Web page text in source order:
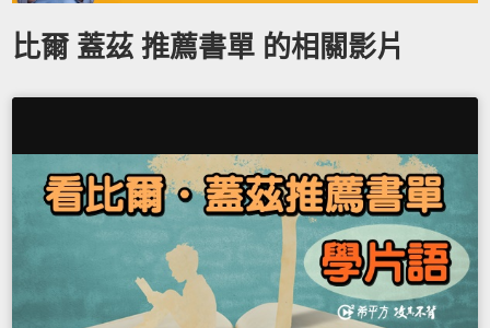
比爾 蓋茲 推薦書單 的相關影片